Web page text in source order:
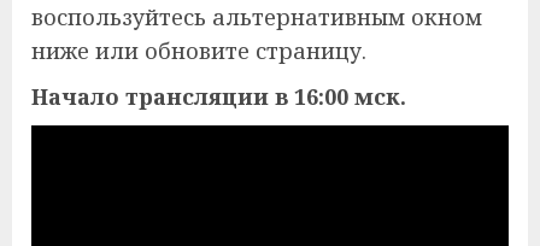
воспользуйтесь альтернативным окном
ниже или обновите страницу.
Начало трансляции в 16:00 мск.